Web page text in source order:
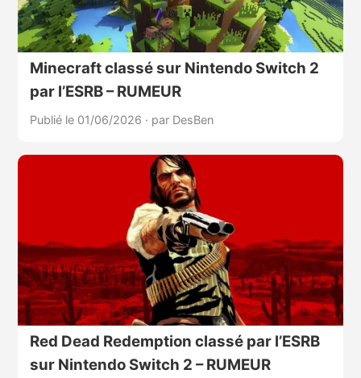
Minecraft classé sur Nintendo Switch 2
par l’ESRB – RUMEUR
Publié le 01/06/2026 · par DesBen
Red Dead Redemption classé par l’ESRB
sur Nintendo Switch 2 – RUMEUR